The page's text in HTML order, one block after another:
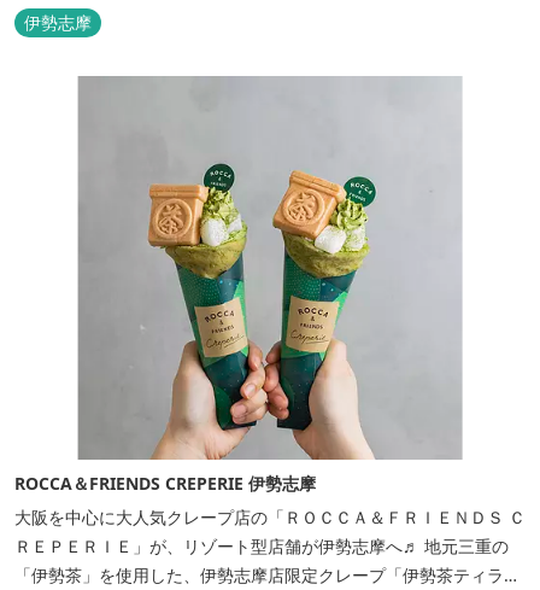
溢れる客室。 客室に一歩入れば全室海に面したオーシャンフロン
ト。 颯爽とした広いプライベートドッグランと青色に輝く英虞湾を
眺める最高のロケーション。 ▸インクルーシブサービスのお部屋
伊勢志摩
ROCCA＆FRIENDS CREPERIE 伊勢志摩
大阪を中心に大人気クレープ店の「ＲＯＣＣＡ＆ＦＲＩＥＮＤＳ Ｃ
ＲＥＰＥＲＩＥ」が、リゾート型店舗が伊勢志摩へ♬ 地元三重の
「伊勢茶」を使用した、伊勢志摩店限定クレープ「伊勢茶ティラミ